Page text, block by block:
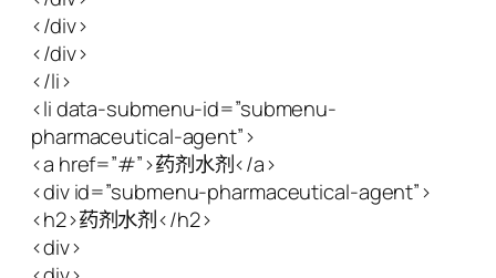
</div>
</div>
</li>
<li data-submenu-id=”submenu-
pharmaceutical-agent”>
<a href=”#”>药剂水剂</a>
<div id=”submenu-pharmaceutical-agent”>
<h2>药剂水剂</h2>
<div>